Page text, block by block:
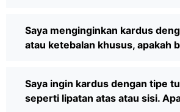
Saya menginginkan kardus
atau ketebalan khusus, apakah
Saya ingin kardus dengan tipe
seperti lipatan atas atau sisi.